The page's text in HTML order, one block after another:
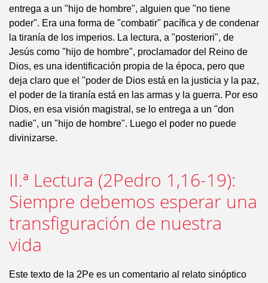
entrega a un "hijo de hombre", alguien que "no tiene
poder". Era una forma de "combatir" pacífica y de condenar
la tiranía de los imperios. La lectura, a "posteriori", de
Jesús como "hijo de hombre", proclamador del Reino de
Dios, es una identificación propia de la época, pero que
deja claro que el "poder de Dios está en la justicia y la paz,
el poder de la tiranía está en las armas y la guerra. Por eso
Dios, en esa visión magistral, se lo entrega a un "don
nadie", un "hijo de hombre". Luego el poder no puede
divinizarse.
II.ª Lectura (2Pedro 1,16-19):
Siempre debemos esperar una
transfiguración de nuestra
vida
Este texto de la 2Pe es un comentario al relato sinóptico